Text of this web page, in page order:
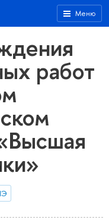
Меню
работ